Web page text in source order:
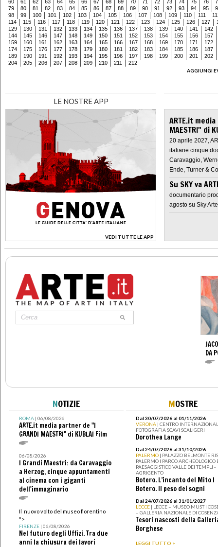
60 61 62 63 64 65 66 67 68 69 70 71 72 73 74 75 76
79
80 81 82 83 84 85 86 87 88 89 90 91 92 93 94 95
98
99 100 101 102 103 104 105 106 107 108 109 110 111
114
115 116 117 118 119 120 121 122 123 124 125 126 127
129
130 131 132 133 134 135 136 137 138 139 140 141
142
144
145 146 147 148 149 150 151 152 153 154 155 156
157
159
160 161 162 163 164 165 166 167 168 169 170 171
172
174
175 176 177 178 179 180 181 182 183 184 185 186
187
189
190 191 192 193 194 195 196 197 198 199 200 201
202
204
205 206 207 208 209 210 211
212
AGGIUNGI
LE NOSTRE APP
VEDI TUTTE LE APP
>
ARTE.it
MAESTRI" di
20 aprile 2027,
italiane cinque
Caravaggio,
Ende, Turner &
Su SKY va
documentario
agosto su Sky Arte
DA
NOTIZIE
ROMA| 06/08/2026
ARTE.it media partner de "I
GRANDI MAESTRI" di KUBLAI Film
06/08/2026
I Grandi Maestri: da Caravaggio
a Herzog, cinque appuntamenti
al cinema con i giganti
dell'immaginario
Il nuovo volto del museo fiorentino
">
FIRENZE| 06/08/2026
Nel futuro degli Uffizi. Tra due
anni la chiusura dei lavori
MOSTRE
Dal 30/07/2026 al 01/11/2026
VERONA | CENTRO
FOTOGRAFIA SCAVI SCALIGERI
Dorothea Lange
Dal 24/07/2026 al 31/10/2026
PALERMO | PALAZZO BELMONTE
PALERMO I PARCO ARCHEOLOGICO
PAESAGGISTICO VALLE DEI TEMPLI -
AGRIGENTO
Botero. L’incanto del Mito I
Botero. Il peso dei sogni
Dal 24/07/2026 al 31/01/2027
LECCE | LECCE – MUSEO MUST I
– GALLERIA NAZIONALE DI
Tesori nascosti della
Borghese
LEGGI TUTTO >